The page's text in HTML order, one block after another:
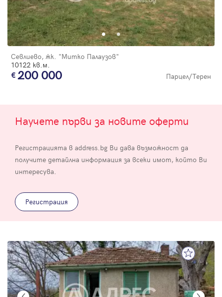
Севлиево, жк. "Митко Палаузов"
10122 кв.м.
200 000 Парцел/Терен
Научете първи за новите оферти
Регистрацията в address.bg Ви дава възможност да
получите детайлна информация за всеки имот, който Ви
интересува.
Регистрация